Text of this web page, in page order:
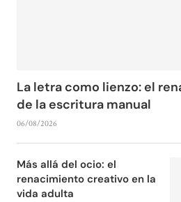
La letra como lienzo: el
de la escritura manual
06/08/2026
Más allá del ocio: el
renacimiento creativo en la
vida adulta